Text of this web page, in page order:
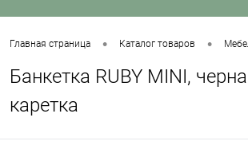
Главная страница • Каталог товаров •
Банкетка RUBY MINI,
каретка